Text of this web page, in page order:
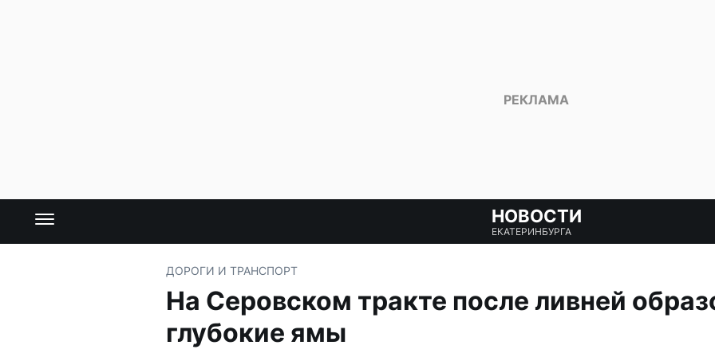
НОВОСТИ
ЕКАТЕРИНБУРГА
ДОРОГИ И ТРАНСПОРТ
На Серовском тракте после ливней
глубокие ямы